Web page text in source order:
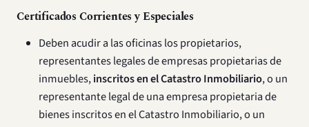
Certificados Corrientes y Especiales
Deben acudir a las oficinas los propietarios,
representantes legales de empresas propietarias de
inmuebles,inscritos en el Catastro Inmobiliario, o un
representante legal de una empresa propietaria de
bienes inscritos en el Catastro Inmobiliario, o un